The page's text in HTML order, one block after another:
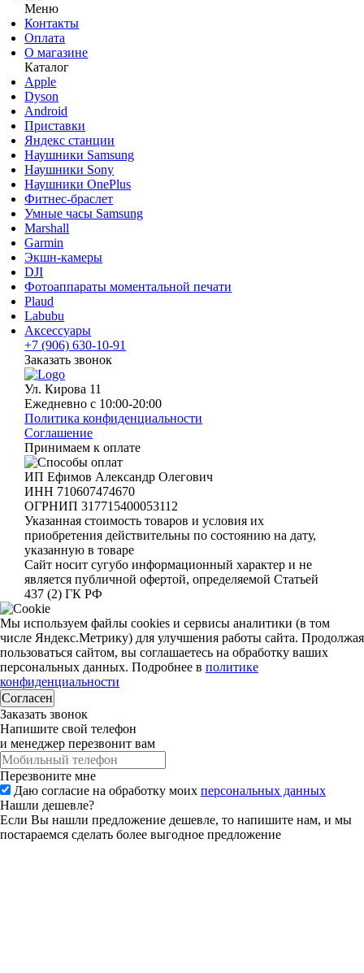
Меню
Контакты
Оплата
О магазине
Каталог
Apple
Dyson
Android
Приставки
Яндекс станции
Наушники Samsung
Наушники Sony
Наушники OnePlus
Фитнес-браслет
Умные часы Samsung
Marshall
Garmin
Экшн-камеры
DJI
Фотоаппараты моментальной печати
Plaud
Labubu
Аксессуары
+7 (906) 630-10-91
Заказать звонок
Ул. Кирова 11
Ежедневно с 10:00-20:00
Политика конфиденциальности
Соглашение
Принимаем к оплате
ИП Ефимов Александр Олегович
ИНН 710607474670
ОГРНИП317715400053112
Указанная стоимость товаров и условия их
приобретения действительны по состоянию на дату,
указанную в товаре
Сайт носит сугубо информационный характер и не
является публичной офертой, определяемой Статьей
437 (2) ГК РФ
Мы используем файлы cookies и сервисы аналитики (в том
числе Яндекс.Метрику) для улучшения работы сайта. Продолжая
пользоваться сайтом, вы соглашаетесь на обработку ваших
персональных данных. Подробнее в политике
конфиденциальности
Согласен
Заказать звонок
Напишите свой телефон
и менеджер перезвонит вам
Перезвоните мне
Даю согласие на обработку моих персональных данных
Нашли дешевле?
Если Вы нашли предложение дешевле, то напишите нам, и мы
постараемся сделать более выгодное предложение